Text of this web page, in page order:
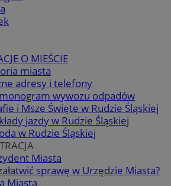
O MIEŚCIE
miasta
adresy i telefony
wywozu odpadów
i Msze Święte w Rudzie Śląskiej
jazdy w Rudzie Śląskiej
w Rudzie Śląskiej
Miasta
sprawę w Urzędzie Miasta?
Miasta